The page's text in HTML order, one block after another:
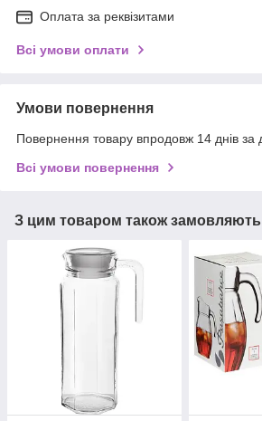
Оплата за реквізитами
Всі умови оплати
Умови повернення
Повернення товару впродовж 14 днів за
Всі умови повернення
З цим товаром також замовляють